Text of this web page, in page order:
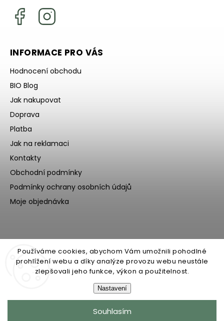
Používáme cookies, abychom Vám umožnili pohodlné
prohlížení webu a díky analýze provozu webu neustále
zlepšovali jeho funkce, výkon a použitelnost.
Nastavení
Souhlasím
INFORMACE PRO VÁS
Hodnocení obchodu
BIO Blog
Jak nakupovat
Doprava
Platba
Jak na reklamaci
Kontakty
Obchodní podmínky
Podmínky ochrany osobních údajů
Moje objednávka
Ecoteeno. Všechna práva vyhrazena.